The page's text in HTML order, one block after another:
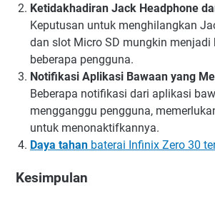
Ketidakhadiran Jack Headphone
Keputusan untuk menghilangkan
dan slot Micro SD mungkin menjadi
beberapa pengguna.
Notifikasi Aplikasi Bawaan yang
Beberapa notifikasi dari aplikasi
mengganggu pengguna,
untuk menonaktifkannya.
Daya tahan baterai Infinix Zero 30
Kesimpulan